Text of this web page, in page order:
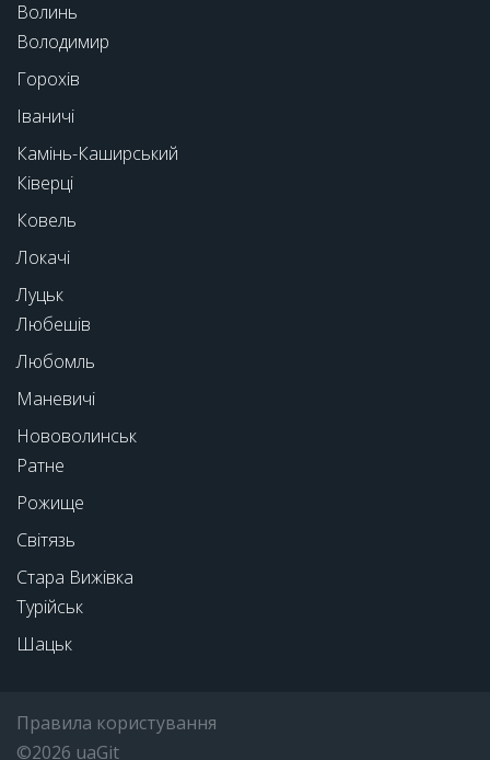
Волинь
Володимир
Горохів
Іваничі
Камінь-Каширський
Ківерці
Ковель
Локачі
Луцьк
Любешів
Любомль
Маневичі
Нововолинськ
Ратне
Рожище
Світязь
Стара Вижівка
Турійськ
Шацьк
Правила користування
©2026 uaGit